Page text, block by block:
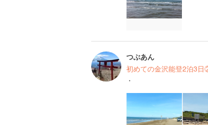
つぶあん
初めての金沢能登2泊3
・